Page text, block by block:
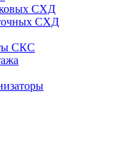
СХД
СХД
СКС